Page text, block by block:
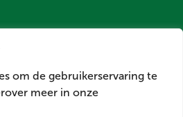
om de gebruikerservaring te
meer in onze